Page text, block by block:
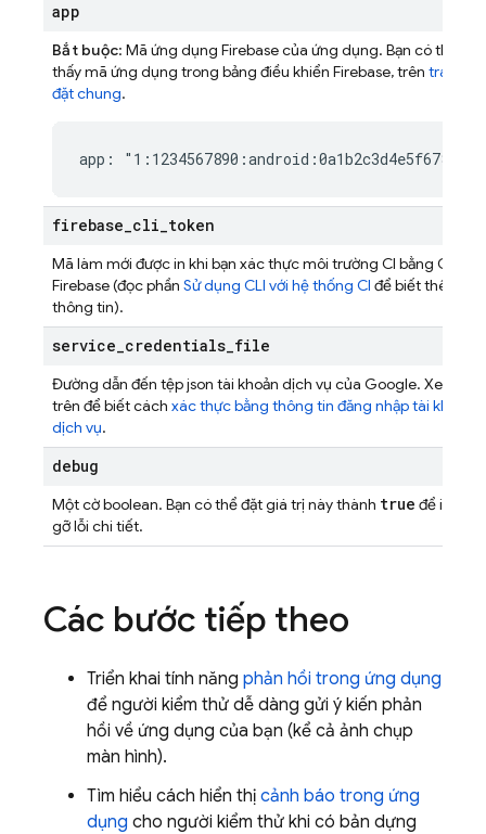
app
Bắt buộc: Mã ứng dụng Firebase của ứng dụng. Bạn có thể tìm
thấy mã ứng dụng trong bảng điều khiển Firebase, trên trang
đặt chung.
app: "1:1234567890:android:0a1b2c3d4e5f67890"
firebase_cli_token
Mã làm mới được in khi bạn xác thực môi trường CI bằng CLI
Firebase(đọc phần Sử dụng CLI với hệ thống CI để biết thêm
thông tin).
service_credentials_file
Đường dẫn đến tệp json tài khoản dịch vụ của Google. Xem
trên để biết cách xác thực bằng thông tin đăng nhập tài khoản
dịch vụ.
debug
Một cờ boolean. Bạn có thể đặt giá trị này thành true để in đầu
gỡ lỗi chi tiết.
Các bước tiếp theo
Triển khai tính năng phản hồi trong ứng dụng
để người kiểm thử dễ dàng gửi ý kiến phản
hồi về ứng dụng của bạn (kể cả ảnh chụp
màn hình).
Tìm hiểu cách hiển thị cảnh báo trong ứng
dụng cho người kiểm thử khi có bản dựng